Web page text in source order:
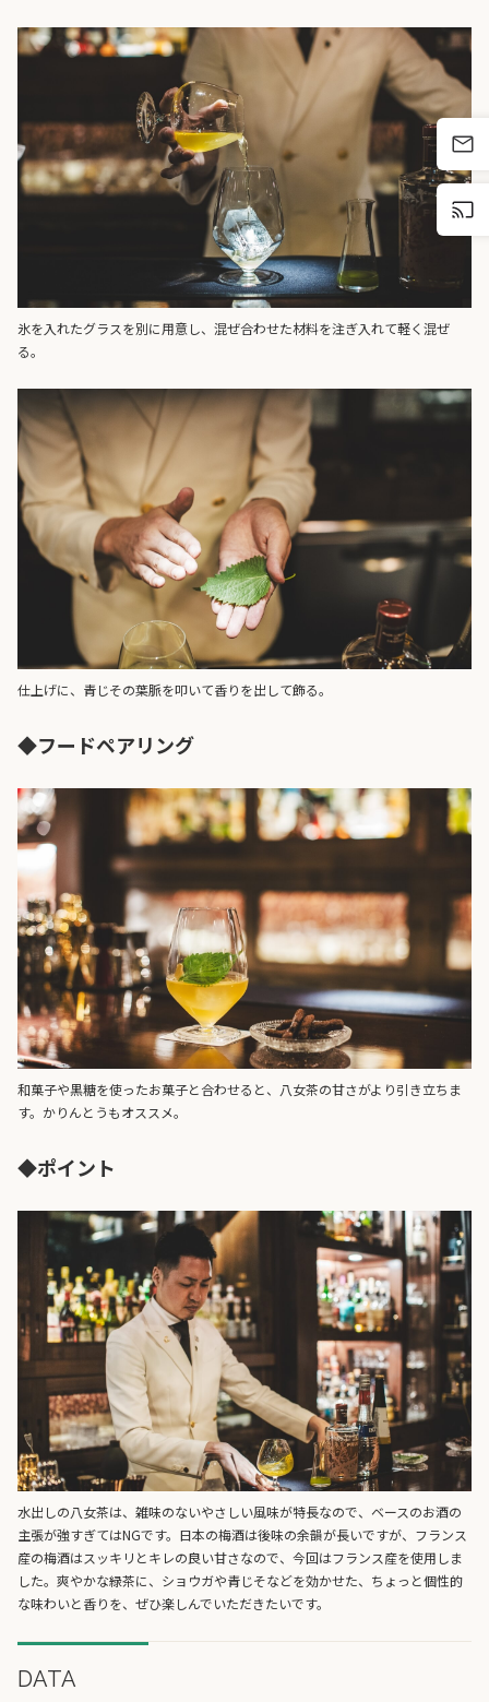
氷を入れたグラスを別に用意し、混ぜ合わせた材料を注ぎ入れて軽く混ぜ
る。
仕上げに、青じその葉脈を叩いて香りを出して飾る。
◆フードペアリング
和菓子や黒糖を使ったお菓子と合わせると、八女茶の甘さがより引き立ちま
す。かりんとうもオススメ。
◆ポイント
水出しの八女茶は、雑味のないやさしい風味が特長なので、ベースのお酒の
主張が強すぎてはNGです。日本の梅酒は後味の余韻が長いですが、フランス
産の梅酒はスッキリとキレの良い甘さなので、今回はフランス産を使用しま
した。爽やかな緑茶に、ショウガや青じそなどを効かせた、ちょっと個性的
な味わいと香りを、ぜひ楽しんでいただきたいです。
DATA